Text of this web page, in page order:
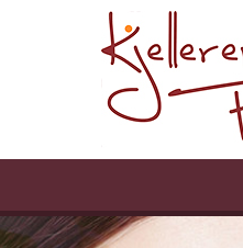
Timebestilling